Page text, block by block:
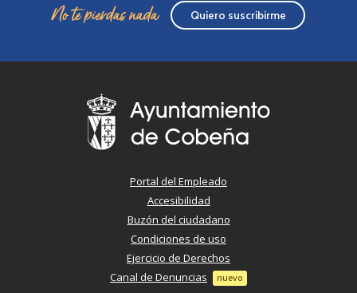
No te pierdas nada Quiero suscribirme
Portal del Empleado
Accesibilidad
Buzón del ciudadano
Condiciones de uso
Ejercicio de Derechos
Canal de Denuncias
nuevo